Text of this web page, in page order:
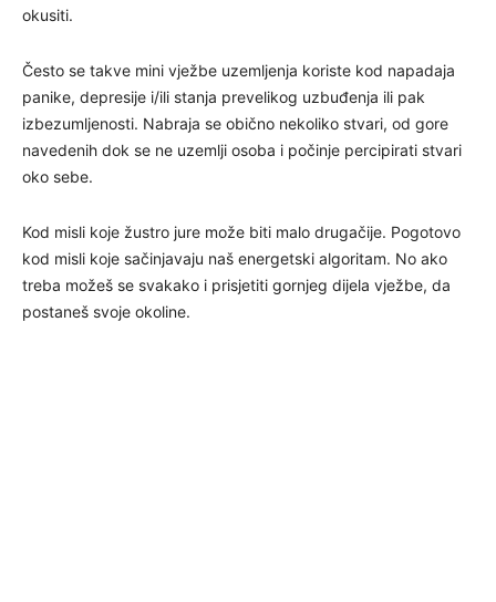
okusiti.
Često se takve mini vježbe uzemljenja koriste kod napadaja
panike, depresije i/ili stanja prevelikog uzbuđenja ili pak
izbezumljenosti. Nabraja se obično nekoliko stvari, od gore
navedenih dok se ne uzemlji osoba i počinje percipirati stvari
oko sebe.
Kod misli koje žustro jure može biti malo drugačije. Pogotovo
kod misli koje sačinjavaju naš energetski algoritam. No ako
treba možeš se svakako i prisjetiti gornjeg dijela vježbe, da
postaneš svoje okoline.